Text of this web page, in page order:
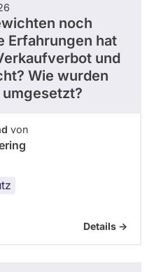
noch
Erfahrungen hat
und
Wie wurden
von
Details ->